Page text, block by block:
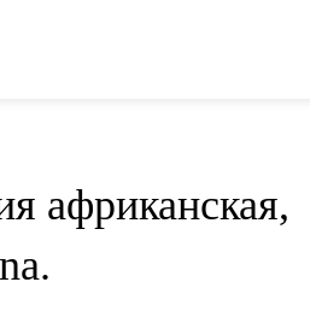
африканская,